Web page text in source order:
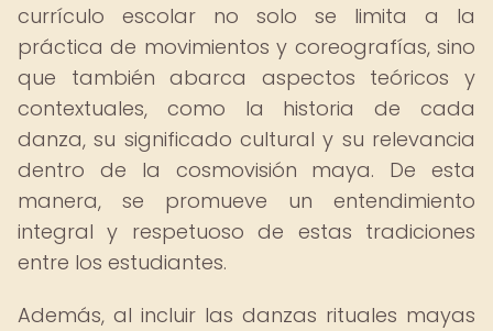
currículo escolar no solo se limita a la
práctica de movimientos y coreografías, sino
que también abarca aspectos teóricos y
contextuales, como la historia de cada
danza, su significado cultural y su relevancia
dentro de la cosmovisión maya. De esta
manera, se promueve un entendimiento
integral y respetuoso de estas tradiciones
entre los estudiantes.
Además, al incluir las danzas rituales mayas